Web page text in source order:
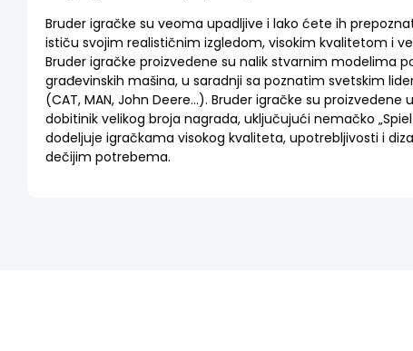
Bruder igračke su veoma upadljive i lako ćete ih
ističu svojim realističnim izgledom, visokim kvalitetom i
Bruder igračke proizvedene su nalik stvarnim modelima
građevinskih mašina, u saradnji sa poznatim svetskim
(CAT, MAN, John Deere…). Bruder igračke su proizvedene
dobitinik velikog broja nagrada, uključujući nemačko
dodeljuje igračkama visokog kvaliteta, upotrebljivosti i
dečijim potrebema.